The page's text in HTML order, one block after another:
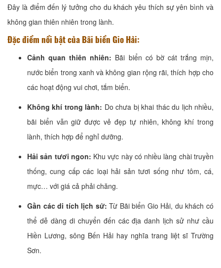
Đây là điểm đến lý tưởng cho du khách yêu thích sự yên bình và
không gian thiên nhiên trong lành.
Đặc điểm nổi bật của Bãi biển Gio Hải:
Cảnh quan thiên nhiên: Bãi biển có bờ cát trắng mịn,
nước biển trong xanh và không gian rộng rãi, thích hợp cho
các hoạt động vui chơi, tắm biển.
Không khí trong lành: Do chưa bị khai thác du lịch nhiều,
bãi biển vẫn giữ được vẻ đẹp tự nhiên, không khí trong
lành, thích hợp để nghỉ dưỡng.
Hải sản tươi ngon: Khu vực này có nhiều làng chài truyền
thống, cung cấp các loại hải sản tươi sống như tôm, cá,
mực… với giá cả phải chăng.
Gần các di tích lịch sử: Từ Bãi biển Gio Hải, du khách có
thể dễ dàng di chuyển đến các địa danh lịch sử như cầu
Hiền Lương, sông Bến Hải hay nghĩa trang liệt sĩ Trường
Sơn.